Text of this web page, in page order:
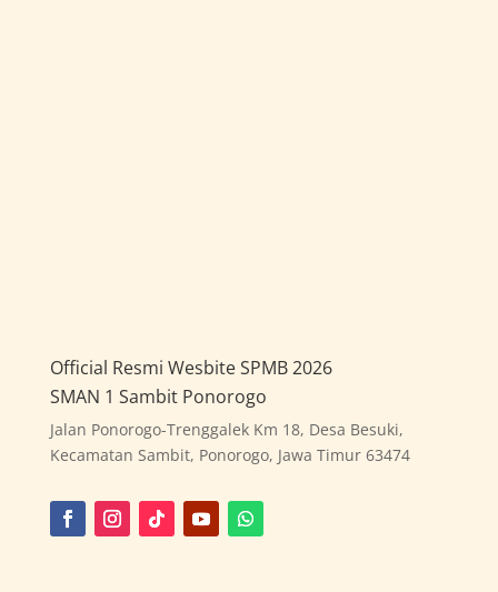
Official Resmi Wesbite SPMB 2026
SMAN 1 Sambit Ponorogo
Jalan Ponorogo-Trenggalek Km 18, Desa Besuki,
Kecamatan Sambit, Ponorogo, Jawa Timur 63474